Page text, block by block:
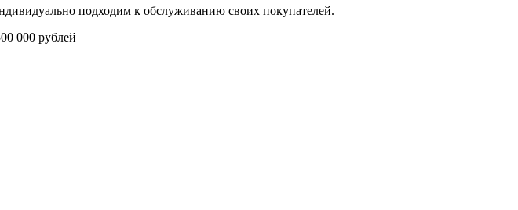
подходим к обслуживанию своих покупателей.
000 рублей